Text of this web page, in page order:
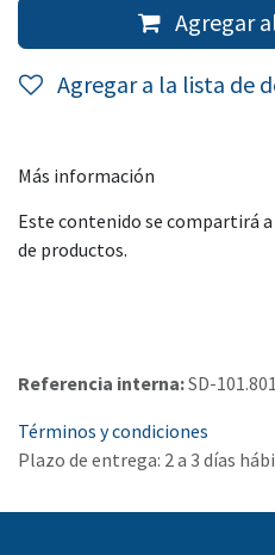
Agregar
Agregar a la lista de
Más información
Este contenido se compartirá
de productos.
Referencia interna:SD-
Términos y condiciones
Plazo de entrega: 2 a 3 días